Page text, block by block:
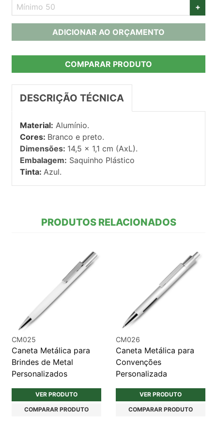
+
ADICIONAR AO ORÇAMENTO
COMPARAR PRODUTO
DESCRIÇÃO TÉCNICA
Material: Alumínio.
Cores: Branco e preto.
Dimensões: 14,5 x 1,1 cm (AxL).
Embalagem: Saquinho Plástico
Tinta: Azul.
PRODUTOS RELACIONADOS
CM025
Caneta Metálica para
Brindes de Metal
Personalizados
VER PRODUTO
COMPARAR PRODUTO
CM026
Caneta Metálica para
Convenções
Personalizada
VER PRODUTO
COMPARAR PRODUTO